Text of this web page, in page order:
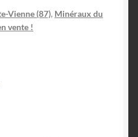
Vienne (87), Minéraux du
vente !